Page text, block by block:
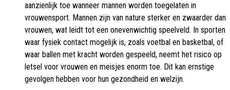
aanzienlijk toe wanneer mannen worden toegelaten in
vrouwensport. Mannen zijn van nature sterker en zwaarder dan
vrouwen, wat leidt tot een onevenwichtig speelveld. In sporten
waar fysiek contact mogelijk is, zoals voetbal en basketbal, of
waar ballen met kracht worden gespeeld, neemt het risico op
letsel voor vrouwen en meisjes enorm toe. Dit kan ernstige
gevolgen hebben voor hun gezondheid en welzijn.